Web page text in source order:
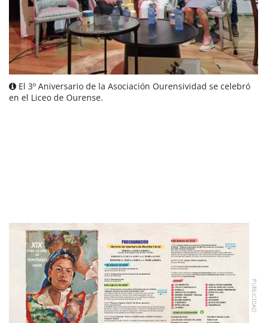
El 3º Aniversario de la Asociación Ourensividad se celebró
en el Liceo de Ourense.